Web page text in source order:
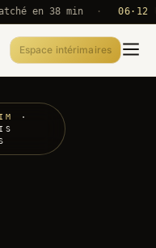
en 38 min · 06·12 UTC
Espace intérimaires
·